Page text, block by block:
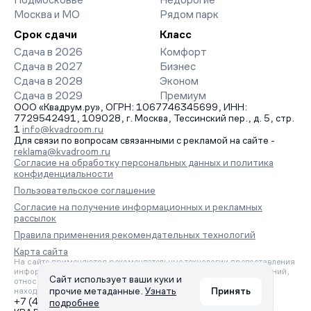
Москва и МО
Рядом парк
Срок сдачи
Сдача в 2026
Сдача в 2027
Сдача в 2028
Сдача в 2029
Класс
Комфорт
Бизнес
Эконом
Премиум
ООО «Квадрум.ру», ОГРН: 1067746345699, ИНН:
7729542491, 109028, г. Москва, Тессинский пер., д. 5, стр.
1 info@kvadroom.ru
Для связи по вопросам связанными с рекламой на сайте -
reklama@kvadroom.ru
Согласие на обработку персональных данных и политика
конфиденциальности
Пользовательское соглашение
Согласие на получение информационных и рекламных
рассылок
Правила применения рекомендательных технологий
Карта сайта
На сайте применяются рекомендательные технологии предоставления
информации на основе сбора, систематизации и анализа сведений,
относящихся к предпочтениям пользователей сети «Интернет»,
находящихся на территории Российской Федерации.
+7 (495) 157-88-80
Сайт использует ваши куки и
прочие метаданные. Узнать
подробнее
Принять